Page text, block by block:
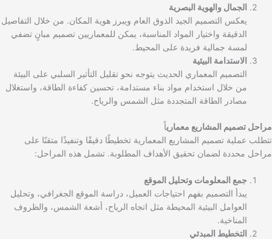
الجمال والهوية البصرية
يعكس التصميم الجيد الذوق العام ويبرز هوية المكان. من خلال التفاصيل
الدقيقة واختيار المواد المناسبة، يمكن للمعماريين تصميم مبانٍ تضفي
لمسة جمالية فريدة على المحيط.
الاستدامة البيئية
التصميم المعماري الحديث يتوجه نحو تقليل التأثير السلبي على البيئة
من خلال استخدام مواد بناء مستدامة، تحسين كفاءة الطاقة، واستغلال
مصادر الطاقة المتجددة مثل الشمس والرياح.
مراحل تصميم المشاريع معمارياً
تتطلب عملية تصميم المشاريع المعمارية تخطيطًا دقيقًا وتنفيذًا متقنًا على
مراحل محددة لضمان تحقيق الأهداف المطلوبة. تشمل هذه المراحل:
جمع المعلومات وتحليل الموقع
يبدأ التصميم بفهم احتياجات العميل، دراسة الموقع الجغرافي، وتحليل
العوامل البيئية المحيطة مثل اتجاه الرياح، أشعة الشمس، والظروف
المناخية.
التخطيط المبدئي